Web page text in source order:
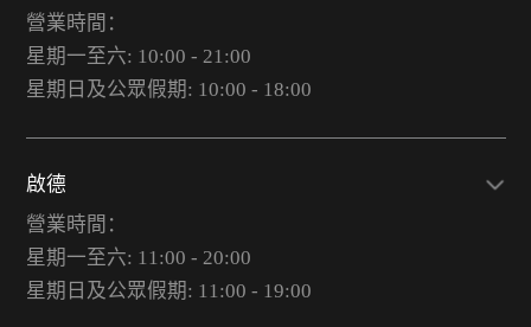
營業時間：
星期一至六: 10:00 - 21:00
星期日及公眾假期: 10:00 - 18:00
啟德
營業時間：
星期一至六: 11:00 - 20:00
星期日及公眾假期: 11:00 - 19:00